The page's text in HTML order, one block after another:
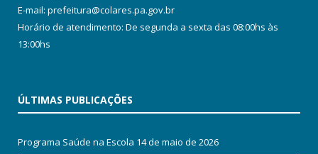
E-mail: prefeitura@colares.pa.gov.br
Horário de atendimento: De segunda a sexta das 08:00hs às
13:00hs
ÚLTIMAS PUBLICAÇÕES
Programa Saúde na Escola 14 de maio de 2026